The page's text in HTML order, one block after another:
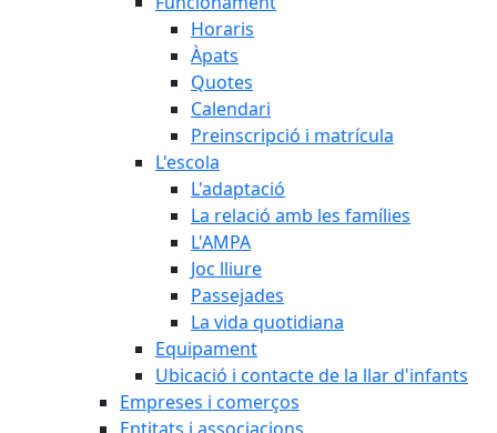
Horaris
Àpats
Quotes
Calendari
Preinscripció i matrícula
L'escola
L'adaptació
La relació amb les famílies
L'AMPA
Joc lliure
Passejades
La vida quotidiana
Equipament
Ubicació i contacte de la llar d'infants
Empreses i comerços